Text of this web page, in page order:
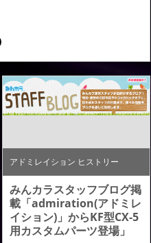
アドミレイション ヒストリー
みんカラスタッフブログ掲
載「admiration(アドミレ
イション)」からKF型CX-5
用カスタムパーツ登場」